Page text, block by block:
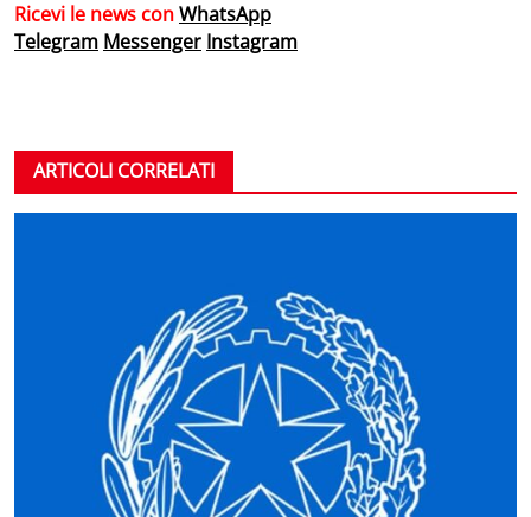
Ricevi le news conWhatsApp
Telegram Messenger Instagram
ARTICOLI CORRELATI